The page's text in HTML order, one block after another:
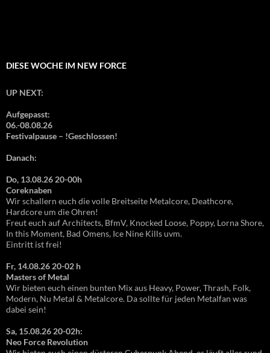
DIESE WOCHE IM NEW FORCE
UP NEXT:
Aufgepasst:
06.-08.08.26
Festivalpause – !Geschlossen!
Danach:
Do, 13.08.26 20-00h
Coreknaben
Wir schallern euch die volle Breitseite Metalcore, Deathcore,
Hardcore um die Ohren!
Freut euch auf Architects, BfmV, Knocked Loose, Poppy, Lorna Shore,
In this Moment, Bad Omens, Ice Nine Kills uvm.
Eintritt ist frei!
Fr, 14.08.26 20-02 h
Masters of Metal
Wir bieten euch einen bunten Mix aus Heavy, Power, Thrash, Folk,
Modern, Nu Metal & Metalcore. Da sollte für jeden Metalfan was
dabei sein!
Sa, 15.08.26 20-02h:
Neo Force Revolution